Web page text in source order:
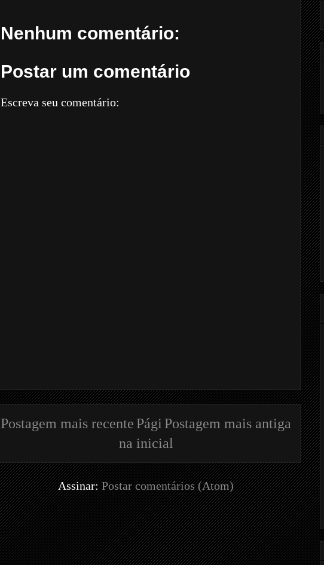
Nenhum comentário:
Postar um comentário
Escreva seu comentário:
Postagem mais recente Postagem mais antiga
Pági
na inicial
Assinar:Postar comentários (Atom)